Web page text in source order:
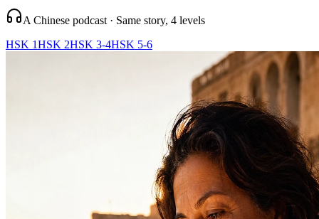
A Chinese podcast · Same story, 4 levels
HSK 1HSK 2HSK 3-4HSK 5-6